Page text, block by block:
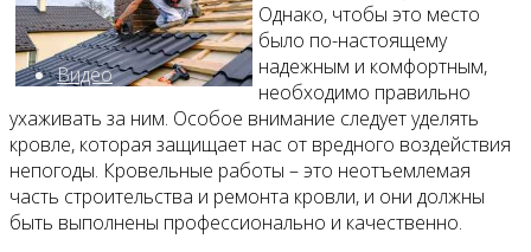
Видео
Однако, чтобы это место
было по-настоящему
надежным и комфортным,
необходимо правильно
ухаживать за ним. Особое внимание следует уделять
кровле, которая защищает нас от вредного воздействия
непогоды. Кровельные работы – это неотъемлемая
часть строительства и ремонта кровли, и они должны
быть выполнены профессионально и качественно.